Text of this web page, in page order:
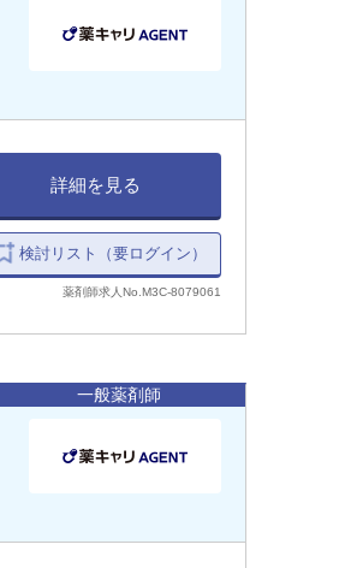
詳細を見る
検討リスト（要ログイン）
薬剤師求人No.M3C-8079061
一般薬剤師